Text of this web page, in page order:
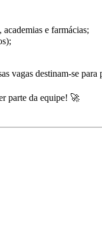
e farmácias;
vagas destinam-se
parte da equipe! 🚀